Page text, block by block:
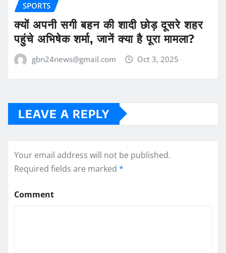
SPORTS
क्यों अपनी सगी बहन की शादी छोड़ दूसरे शहर
पहुंचे अभिषेक शर्मा, जानें क्या है पूरा मामला?
gbn24news@gmail.com Oct 3, 2025
LEAVE A REPLY
Your email address will not be published.
Required fields are marked *
Comment